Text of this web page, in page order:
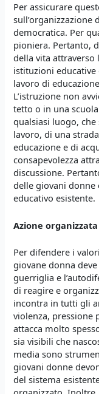
Per assicurare
sull’organizzazione
democratica. Per
pioniera. Pertanto,
della vita
istituzioni
lavoro di
L’istruzione non
tetto o in una
qualsiasi luogo,
lavoro, di una
educazione e di
consapevolezza
discussione.
delle giovani
educativo esistente.
Azione organizzata
Per difendere i
giovane donna
guerriglia e
di reagire e
incontra in tutti gli
violenza, pressione
attacca molto
sia visibili che
media sono
giovani donne
del sistema